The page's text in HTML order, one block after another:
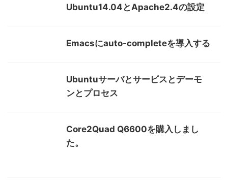
Ubuntu14.04とApache2.4の設定
Emacsにauto-completeを導入する
Ubuntuサーバとサービスとデーモ
ンとプロセス
Core2Quad Q6600を購入しまし
た。